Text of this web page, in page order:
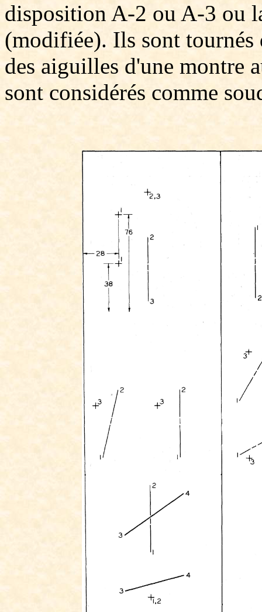
disposition A-2 ou A-3 ou
(modifiée). Ils sont tournés
des aiguilles d'une montre
sont considérés comme